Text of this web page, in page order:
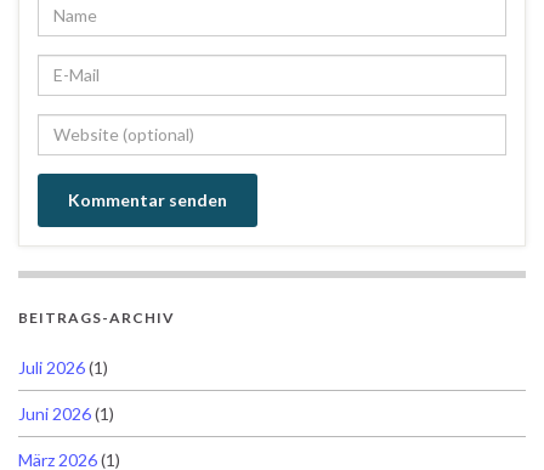
BEITRAGS-ARCHIV
Juli 2026(1)
Juni 2026(1)
März 2026(1)